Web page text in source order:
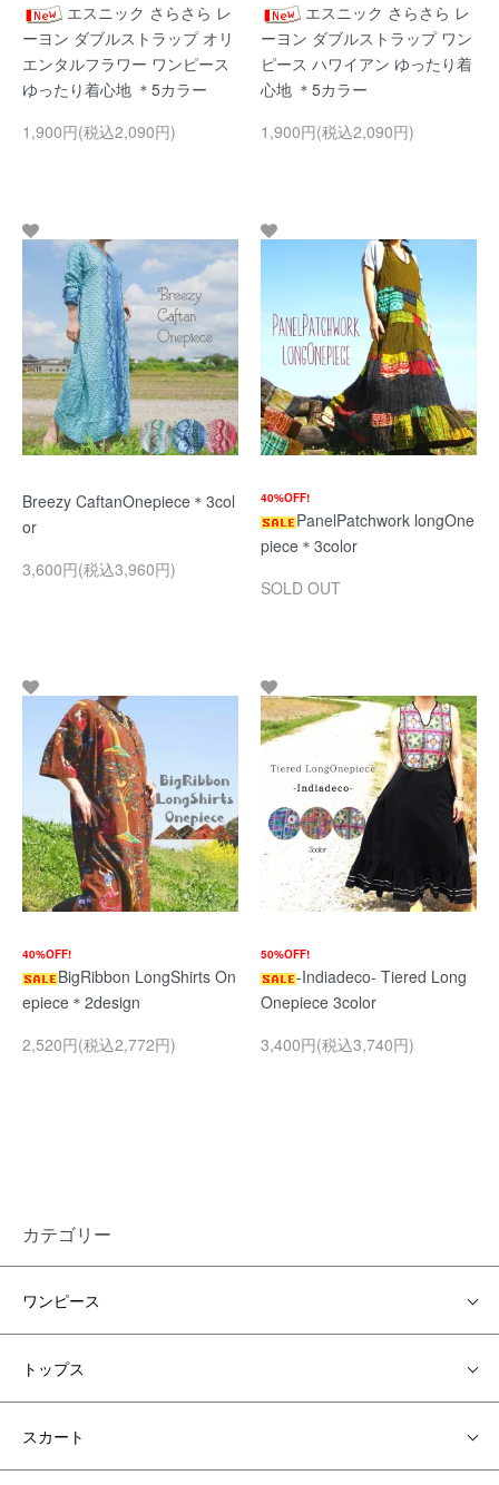
エスニック さらさら レ
ーヨン ダブルストラップ オリ
エンタルフラワー ワンピース
ゆったり着心地 ＊5カラー
1,900円(税込2,090円)
エスニック さらさら レ
ーヨン ダブルストラップ ワン
ピース ハワイアン ゆったり着
心地 ＊5カラー
1,900円(税込2,090円)
Breezy CaftanOnepiece＊3col
or
3,600円(税込3,960円)
40%OFF!
PanelPatchwork longOne
piece＊3color
SOLD OUT
40%OFF!
BigRibbon LongShirts On
epiece＊2design
2,520円(税込2,772円)
50%OFF!
-Indiadeco- Tiered Long
Onepiece 3color
3,400円(税込3,740円)
カテゴリー
ワンピース
トップス
スカート